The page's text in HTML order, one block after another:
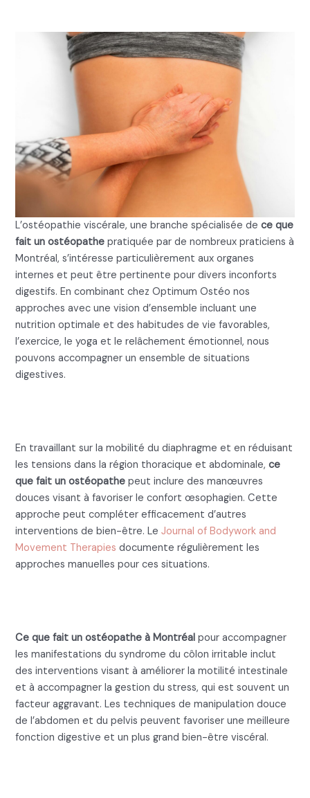
L’ostéopathie viscérale, une branche spécialisée dece que
fait un ostéopathe pratiquée par de nombreux praticiens à
Montréal, s’intéresse particulièrement aux organes
internes et peut être pertinente pour divers inconforts
digestifs. En combinant chez Optimum Ostéo nos
approches avec une vision d’ensemble incluant une
nutrition optimale et des habitudes de vie favorables,
l’exercice, le yoga et le relâchement émotionnel, nous
pouvons accompagner un ensemble de situations
digestives.
En travaillant sur la mobilité du diaphragme et en réduisant
les tensions dans la région thoracique et abdominale,ce
que fait un ostéopathe peut inclure des manœuvres
douces visant à favoriser le confort œsophagien. Cette
approche peut compléter efficacement d’autres
interventions de bien-être. LeJournal of Bodywork and
Movement Therapies documente régulièrement les
approches manuelles pour ces situations.
Ce que fait un ostéopathe à Montréal pour accompagner
les manifestations du syndrome du côlon irritable inclut
des interventions visant à améliorer la motilité intestinale
et à accompagner la gestion du stress, qui est souvent un
facteur aggravant. Les techniques de manipulation douce
de l’abdomen et du pelvis peuvent favoriser une meilleure
fonction digestive et un plus grand bien-être viscéral.